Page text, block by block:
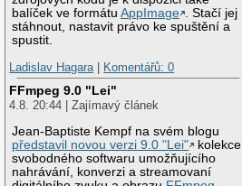
balíček ve formátuAppImage
. Stačí jej
stáhnout, nastavit právo ke spuštění a
spustit.
Ladislav Hagara | Komentářů: 0
FFmpeg 9.0 "Lei"
4.8. 20:44 | Zajímavý článek
Jean-Baptiste Kempf na svém blogu
představil novou verzi 9.0 "Lei"
kolekce
svobodného softwaru umožňujícího
nahrávání, konverzi a streamovaní